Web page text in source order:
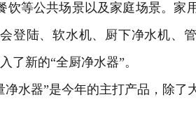
等公共场景以及家庭场景。家
登陆、软水机、厨下净水机、
了新的“全厨净水器”。
器”是今年的主打产品，除了